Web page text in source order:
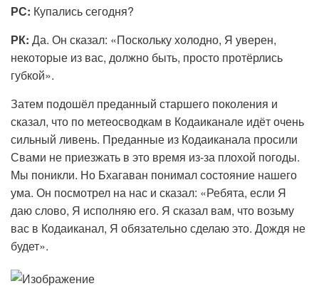
РС: Купались сегодня?
РК: Да. Он сказал: «Поскольку холодно, Я уверен,
некоторые из вас, должно быть, просто протёрлись
губкой».
Затем подошёл преданный старшего поколения и
сказал, что по метеосводкам в Кодаиканале идёт очень
сильный ливень. Преданные из Кодаиканала просили
Свами не приезжать в это время из-за плохой погоды.
Мы поникли. Но Бхагаван понимал состояние нашего
ума. Он посмотрел на нас и сказал: «Ребята, если Я
даю слово, Я исполняю его. Я сказал вам, что возьму
вас в Кодаиканал, Я обязательно сделаю это. Дождя не
будет».